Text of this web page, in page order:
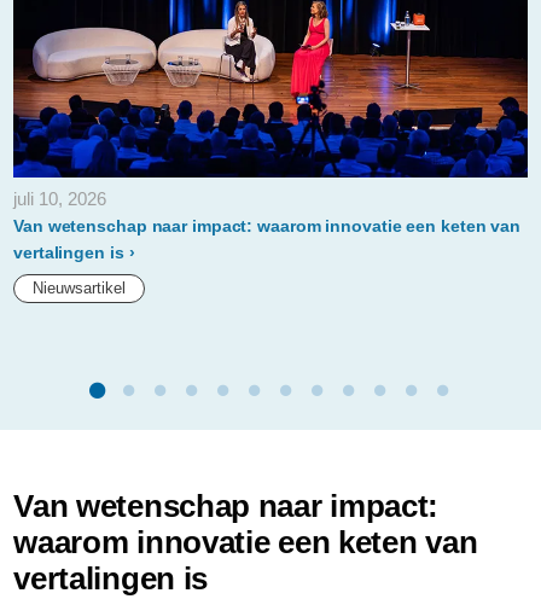
juli 10, 2026
Van wetenschap naar impact: waarom innovatie een keten van
vertalingen is
Nieuwsartikel
Van wetenschap naar impact:
waarom innovatie een keten van
vertalingen is